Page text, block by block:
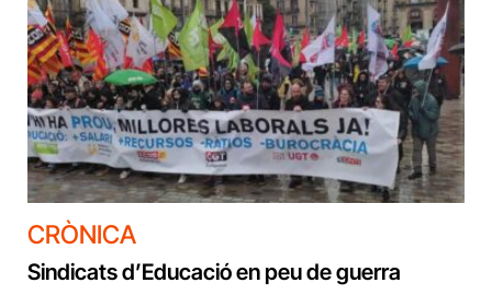
CRÒNICA
Sindicats d’Educació en peu de guerra